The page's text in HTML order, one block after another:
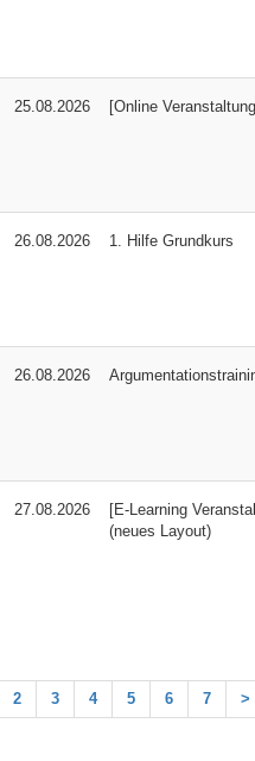
25.08.2026 [Online
26.08.2026 1. Hilfe Grundkurs
26.08.2026
27.08.2026
[E-Learning
(neues Layout)
2 3 4 5 6 7 >